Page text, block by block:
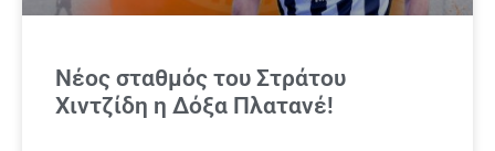
Νέος σταθμός του Στράτου
Χιντζίδη η Δόξα Πλατανέ!